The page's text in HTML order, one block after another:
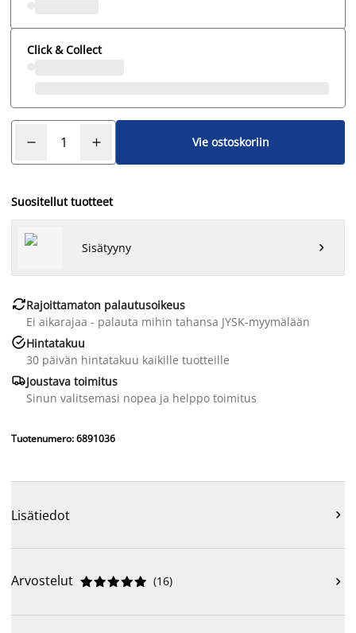
Click & Collect
Vie ostoskoriin
Suositellut tuotteet
Sisätyyny 
Rajoittamaton palautusoikeus
Ei aikarajaa - palauta mihin tahansa JYSK-myymälään
Hintatakuu
30 päivän hintatakuu kaikille tuotteille
Joustava toimitus
Sinun valitsemasi nopea ja helppo toimitus
Tuotenumero: 6891036
Lisätiedot 
Arvostelut 




 (16) 